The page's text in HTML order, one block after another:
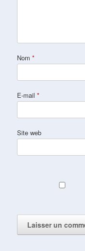
Nom *
E-mail *
Site web